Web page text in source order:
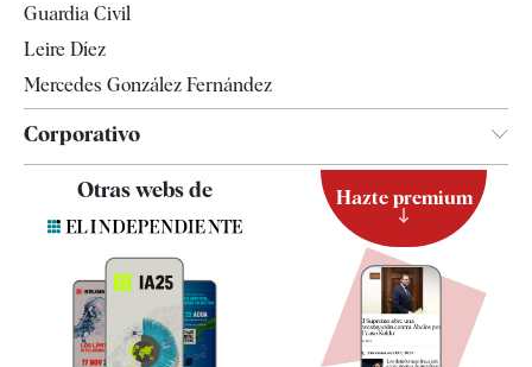
Guardia Civil
Leire Díez
Mercedes González Fernández
Corporativo
Quiénes somos
Especificaciones
Otras webs de Hazte premium